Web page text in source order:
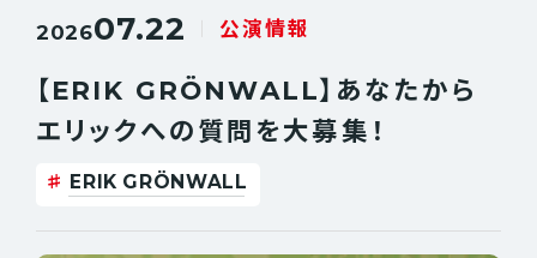
202607.22 公演情報
【ERIK GRÖNWALL】あなたから
エリックへの質問を大募集！
ERIK GRÖNWALL